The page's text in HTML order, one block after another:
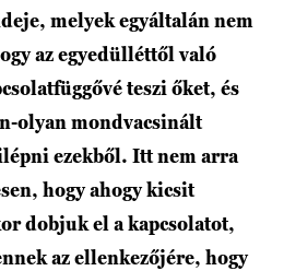
melyek egyáltalán nem
az egyedülléttől való
teszi őket, és
olyan mondvacsinált
ezekből. Itt nem arra
hogy ahogy kicsit
dobjuk el a kapcsolatot,
az ellenkezőjére, hogy